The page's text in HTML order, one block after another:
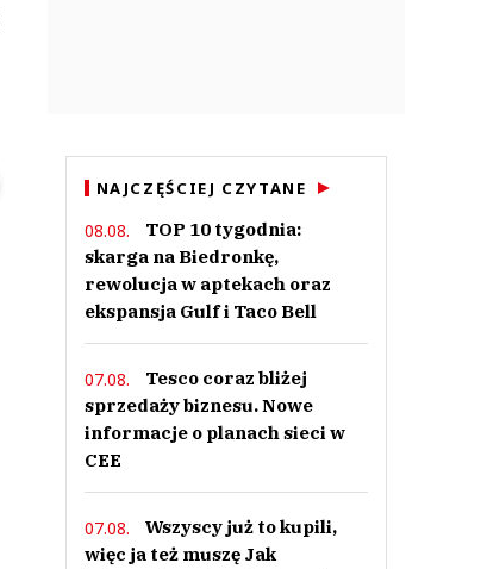
▶
NAJCZĘŚCIEJ CZYTANE
08.08.
TOP 10 tygodnia:
skarga na Biedronkę,
rewolucja w aptekach oraz
ekspansja Gulf i Taco Bell
07.08.
Tesco coraz bliżej
sprzedaży biznesu. Nowe
informacje o planach sieci w
CEE
07.08.
Wszyscy już to kupili,
więc ja też muszę Jak